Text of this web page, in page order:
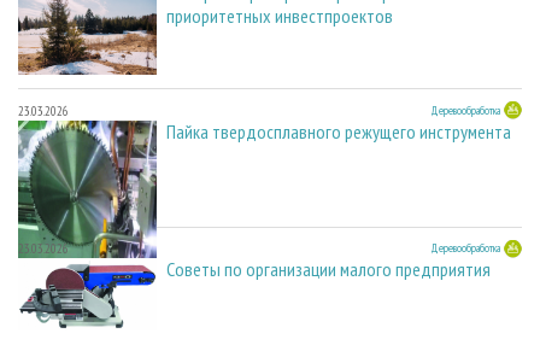
приоритетных инвестпроектов
23.03.2026 Деревообработка
Пайка твердосплавного режущего инструмента
23.03.2026 Деревообработка
Советы по организации малого предприятия